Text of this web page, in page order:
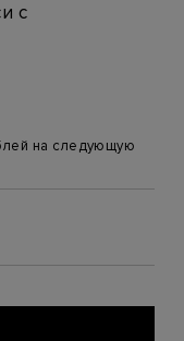
с
на следующую